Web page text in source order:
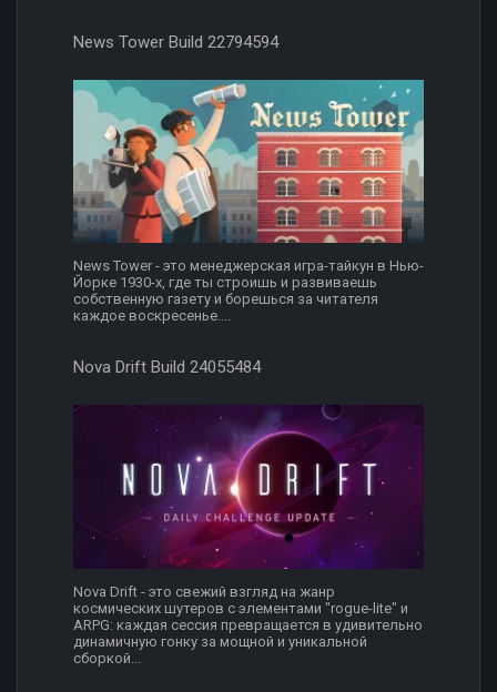
News Tower Build 22794594
News Tower - это менеджерская игра-тайкун в Нью-
Йорке 1930-х, где ты строишь и развиваешь
собственную газету и борешься за читателя
каждое воскресенье....
Nova Drift Build 24055484
Nova Drift - это свежий взгляд на жанр
космических шутеров с элементами "rogue-lite" и
ARPG: каждая сессия превращается в удивительно
динамичную гонку за мощной и уникальной
сборкой...